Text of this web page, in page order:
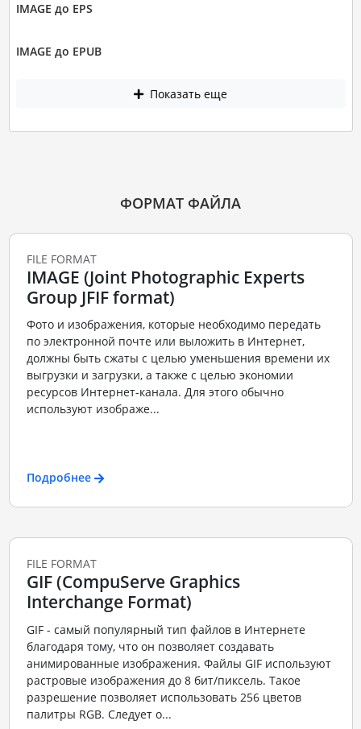
IMAGE до EPS
IMAGE до EPUB
Показать еще
ФОРМАТ ФАЙЛА
FILE FORMAT
IMAGE (Joint Photographic Experts
Group JFIF format)
Фото и изображения, которые необходимо передать
по электронной почте или выложить в Интернет,
должны быть сжаты с целью уменьшения времени их
выгрузки и загрузки, а также с целью экономии
ресурсов Интернет-канала. Для этого обычно
используют изображе...
Подробнее
FILE FORMAT
GIF (CompuServe Graphics
Interchange Format)
GIF - самый популярный тип файлов в Интернете
благодаря тому, что он позволяет создавать
анимированные изображения. Файлы GIF используют
растровые изображения до 8 бит/пиксель. Такое
разрешение позволяет использовать 256 цветов
палитры RGB. Следует о...